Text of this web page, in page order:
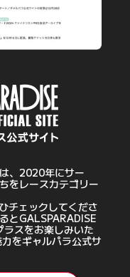
、2020年にサー
をレースカテゴリー
チェックしてくださ
とGALSPARADISE
スをお楽しみいた
をギャルパラ公式サ